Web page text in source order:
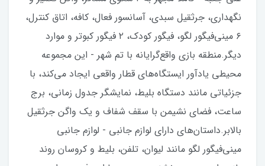
نگهداری، جرثقیل سبدی، آسانسور فعال، کافه، اتاق کنترل،
۶ مینی‌فیگور لگو، فیگور کودک، ۲ فیگور کبوتر و موارد
دیگر.منطقه بازی واقع‌گرایانه با تم شهر - این مجموعه
محیطی یادآور ایستگاه‌های قطار واقعی ایجاد می‌کند، با
جزئیاتی مانند دستگاه بلیط، نمایشگر جدول زمانی، برج
ساعت، فضای نشیمن با سقف شفاف و یک واگن جرثقیل
بالابر.داستان‌های دارای لوازم جانبی - لوازم جانبی
مینی‌فیگور لگو مانند لیوان، تلفن، بلیط و کروسان روند